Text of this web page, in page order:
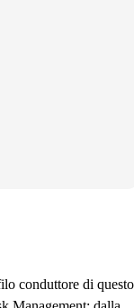
conduttore di questo